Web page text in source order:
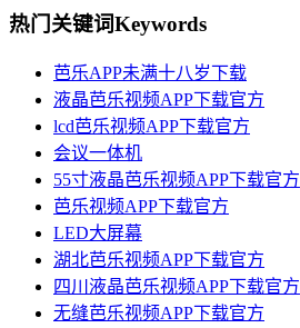
热门关键词Keywords
芭乐APP未满十八岁下载
液晶芭乐视频APP下载官方
lcd芭乐视频APP下载官方
会议一体机
55寸液晶芭乐视频APP下载官方
芭乐视频APP下载官方
LED大屏幕
湖北芭乐视频APP下载官方
四川液晶芭乐视频APP下载官方
无缝芭乐视频APP下载官方